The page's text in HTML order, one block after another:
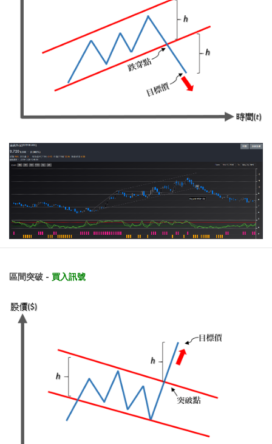
區間突破 - 買入訊號